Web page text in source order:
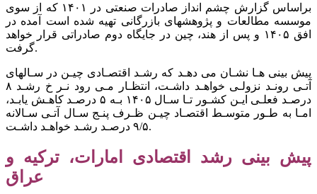
براساس گزارش چشم انداز صادرات صنعتی در ۱۴۰۱ که از سوی
موسسه مطالعات و پژوهشهای بازرگانی تهیه شده است آمده در
افق ۱۴۰۵ و پس از هند، چین در جایگاه دوم صادراتی قرار خواهد
گرفت.
پیش بینی هـا نشـان می دهـد که رشـد اقتصـادی چیـن در سـالهای
آتـی رونـد نزولـی خواهـد داشـت، انتظـار مـی رود نـر خ رشـد ۸
درصـد فعلـی ایـن کشـور تـا سـال ۱۴۰۵ بـه ۵ درصـد کاهـش یابـد،
امـا به طـور متوسـط اقتصـاد چیـن ظـرف پنـج سـال آتـی سـالانه
۹/۵ درصـد رشـد خواهـد داشـت.
پیش بینی رشد اقتصادی امارات، ترکیه و
عراق